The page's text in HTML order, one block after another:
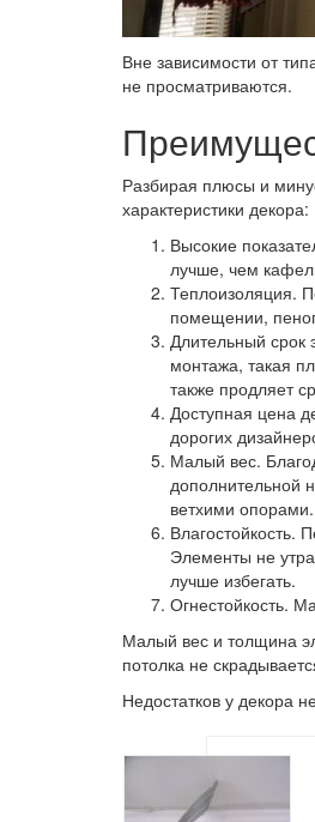
Вне зависимости от
не просматриваются.
Разбирая плюсы и
характеристики декора:
Высокие
лучше, чем
Теплоизоляция.
помещении,
Длительный срок
монтажа, такая
также продляет
Доступная цена
дорогих
Малый вес.
дополнительной
ветхими опорами.
Влагостойкость.
Элементы не
лучше избегать.
Огнестойкость.
Малый вес и толщина
потолка не
Недостатков у декора